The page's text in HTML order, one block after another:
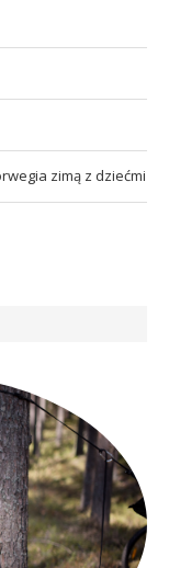
zimą z dziećmi